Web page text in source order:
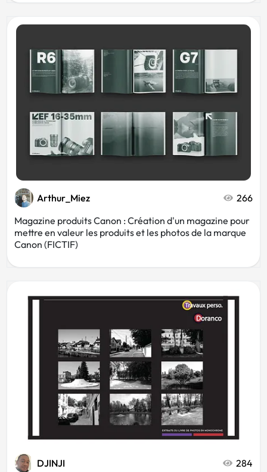
Arthur_Miez
266
Magazine produits Canon : Création d'un magazine pour
mettre en valeur les produits et les photos de la marque
Canon (FICTIF)
DJINJI 284